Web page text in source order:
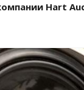
Hart